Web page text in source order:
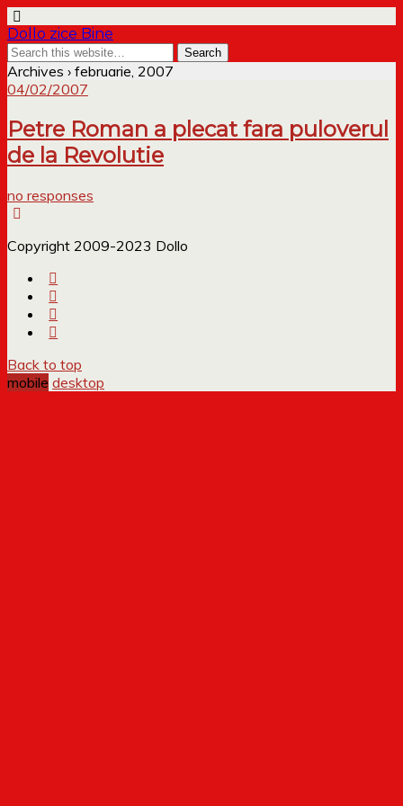
Dollo zice Bine
Archives › februarie, 2007
04/02/2007
Petre Roman a plecat fara puloverul
de la Revolutie
no responses
Copyright 2009-2023 Dollo
Back to top
mobile desktop